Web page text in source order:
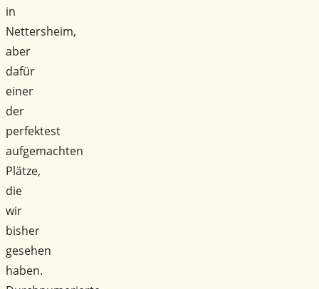
in
Nettersheim,
aber
dafür
einer
der
perfektest
aufgemachten
Plätze,
die
wir
bisher
gesehen
haben.